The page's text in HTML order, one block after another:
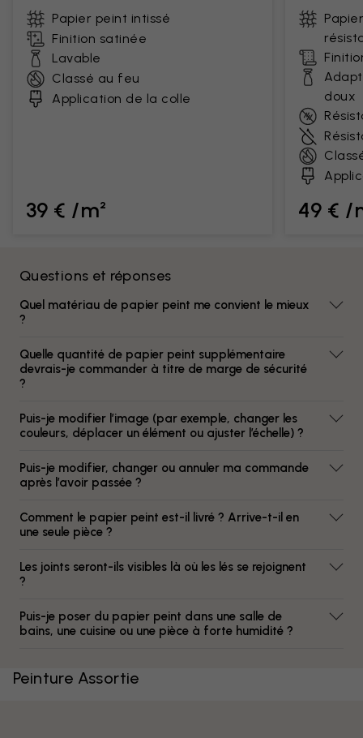
Papier peint intissé
Finition satinée
Lavable
Classé au feu
Application de la colle
39 € /m²
doux
49 € /
Questions et réponses
Quel matériau de papier peint me convient le mieux
?
Quelle quantité de papier peint supplémentaire
devrais-je commander à titre de marge de sécurité
?
Puis-je modifier l’image (par exemple, changer les
couleurs, déplacer un élément ou ajuster l’échelle) ?
Puis-je modifier, changer ou annuler ma commande
après l’avoir passée ?
Comment le papier peint est-il livré ? Arrive-t-il en
une seule pièce ?
Les joints seront-ils visibles là où les lés se rejoignent
?
Puis-je poser du papier peint dans une salle de
bains, une cuisine ou une pièce à forte humidité ?
Peinture Assortie